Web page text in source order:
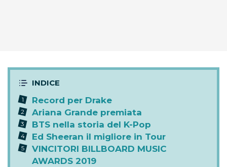
Record per Drake
Ariana Grande premiata
BTS nella storia del K-Pop
Ed Sheeran il migliore in Tour
VINCITORI BILLBOARD MUSIC
AWARDS 2019